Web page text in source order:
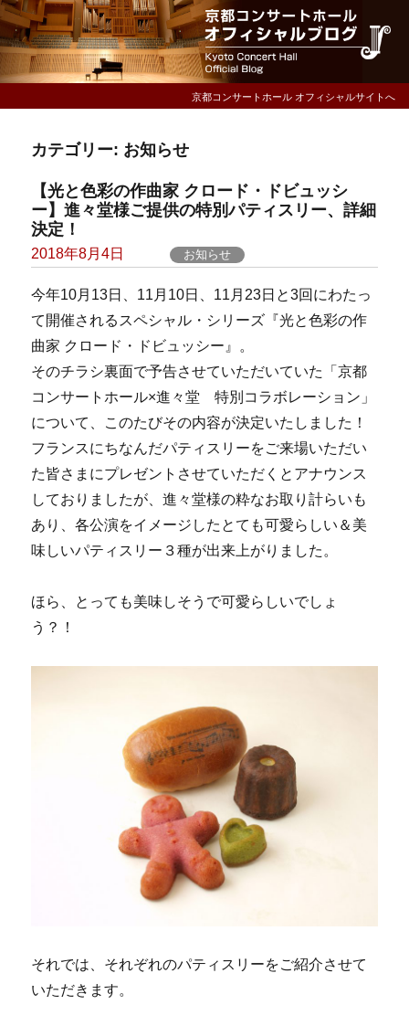
京都コンサートホール オフィシャルサイトへ
カテゴリー: お知らせ
【光と色彩の作曲家 クロード・ドビュッシ
ー】進々堂様ご提供の特別パティスリー、詳細
決定！
Posted
2018年8月4日 お知らせ
今年10月13日、11月10日、11月23日と3回にわたっ
て開催されるスペシャル・シリーズ『光と色彩の作
曲家 クロード・ドビュッシー』。
そのチラシ裏面で予告させていただいていた「京都
コンサートホール×進々堂 特別コラボレーション」
について、このたびその内容が決定いたしました！
フランスにちなんだパティスリーをご来場いただい
た皆さまにプレゼントさせていただくとアナウンス
しておりましたが、進々堂様の粋なお取り計らいも
あり、各公演をイメージしたとても可愛らしい＆美
味しいパティスリー３種が出来上がりました。
ほら、とっても美味しそうで可愛らしいでしょ
う？！
それでは、それぞれのパティスリーをご紹介させて
いただきます。